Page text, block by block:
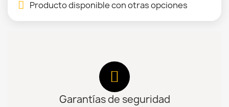
Producto disponible con otras opciones
Garantías de seguridad